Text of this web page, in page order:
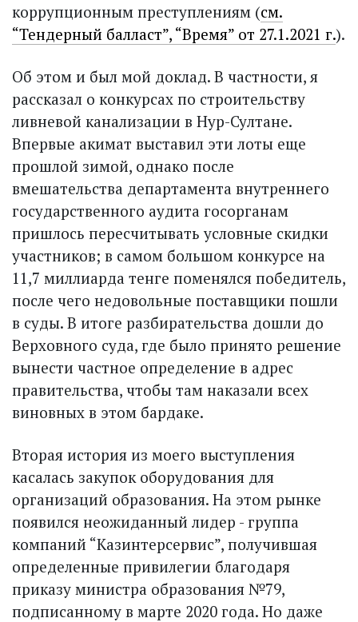
коррупционным преступлениям (см.
“Тендерный балласт”, “Время” от 27.1.2021 г.).
Об этом и был мой доклад. В частности, я
рассказал о конкурсах по строительству
ливневой канализации в Нур-Султане.
Впервые акимат выставил эти лоты еще
прошлой зимой, однако после
вмешательства департамента внутреннего
государственного аудита госорганам
пришлось пересчитывать условные скидки
участников; в самом большом конкурсе на
11,7 миллиарда тенге поменялся победитель,
после чего недовольные поставщики пошли
в суды. В итоге разбирательства дошли до
Верховного суда, где было принято решение
вынести частное определение в адрес
правительства, чтобы там наказали всех
виновных в этом бардаке.
Вторая история из моего выступления
касалась закупок оборудования для
организаций образования. На этом рынке
появился неожиданный лидер - группа
компаний “Казинтерсервис”, получившая
определенные привилегии благодаря
приказу министра образования №79,
подписанному в марте 2020 года. Но даже